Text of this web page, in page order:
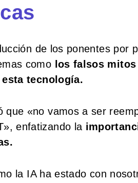
de los ponentes por
como los falsos
tecnología.
que «no vamos a ser
enfatizando la
la IA ha estado con